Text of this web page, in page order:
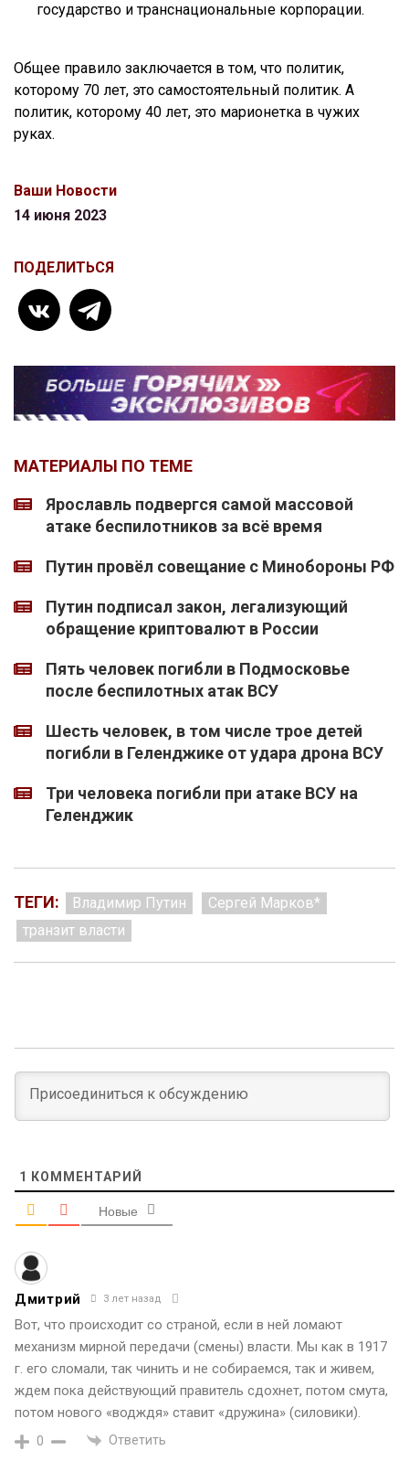
государство и транснациональные корпорации.
Общее правило заключается в том, что политик,
которому 70 лет, это самостоятельный политик. А
политик, которому 40 лет, это марионетка в чужих
руках.
Ваши Новости
14 июня 2023
ПОДЕЛИТЬСЯ
МАТЕРИАЛЫ ПО ТЕМЕ
Ярославль подвергся самой массовой
атаке беспилотников за всё время
Путин провёл совещание с Минобороны РФ
Путин подписал закон, легализующий
обращение криптовалют в России
Пять человек погибли в Подмосковье
после беспилотных атак ВСУ
Шесть человек, в том числе трое детей
погибли в Геленджике от удара дрона ВСУ
Три человека погибли при атаке ВСУ на
Геленджик
ТЕГИ: Владимир Путин
Сергей Марков*
транзит власти
1 КОММЕНТАРИЙ
Новые
Дмитрий 3 лет назад
Вот, что происходит со страной, если в ней ломают
механизм мирной передачи (смены) власти. Мы как в 1917
г. его сломали, так чинить и не собираемся, так и живем,
ждем пока действующий правитель сдохнет, потом смута,
потом нового «водждя» ставит «дружина» (силовики).
0 Ответить